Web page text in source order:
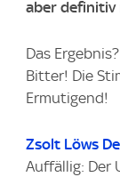
aber definitiv
Das
Bitter! Die
Ermutigend!
Zsolt Löws
Auffällig: Der